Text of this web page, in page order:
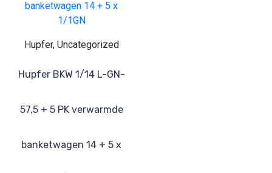
Hupfer, Uncategorized
Hupfer BKW 1/14 L-GN-
57,5 + 5 PK verwarmde
banketwagen 14 + 5 x